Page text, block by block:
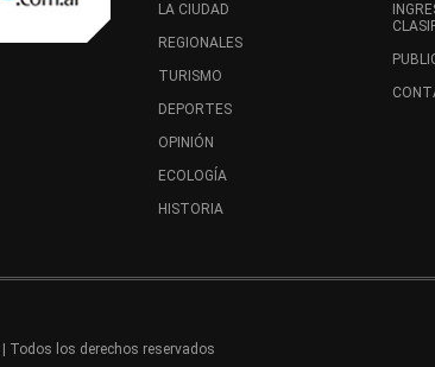
LA CIUDAD
REGIONALES
TURISMO
DEPORTES
OPINIÓN
ECOLOGÍA
HISTORIA
| Todos los derechos reservados